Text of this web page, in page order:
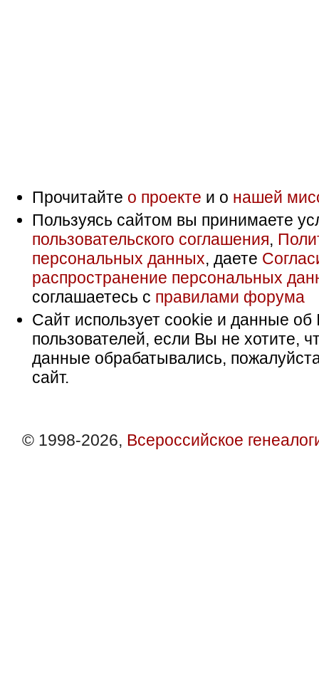
Прочитайте о проекте и о нашей
Пользуясь сайтом вы принимаете
пользовательского соглашения,
персональных данных, даете
распространение персональных
соглашаетесь с правилами форума
Сайт использует cookie и данные об
пользователей, если Вы не хотите,
данные обрабатывались,
сайт.
© 1998-2026, Всероссийское